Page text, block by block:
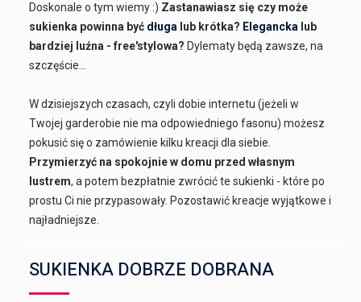
Doskonale o tym wiemy :) Zastanawiasz się czy może
sukienka powinna być długa lub krótka? Elegancka lub
bardziej luźna - free'stylowa? Dylematy będą zawsze, na
szczęście...
W dzisiejszych czasach, czyli dobie internetu (jeżeli w
Twojej garderobie nie ma odpowiedniego fasonu) możesz
pokusić się o zamówienie kilku kreacji dla siebie.
Przymierzyć na spokojnie w domu przed własnym
lustrem, a potem bezpłatnie zwrócić te sukienki - które po
prostu Ci nie przypasowały. Pozostawić kreacje wyjątkowe i
najładniejsze.
SUKIENKA DOBRZE DOBRANA